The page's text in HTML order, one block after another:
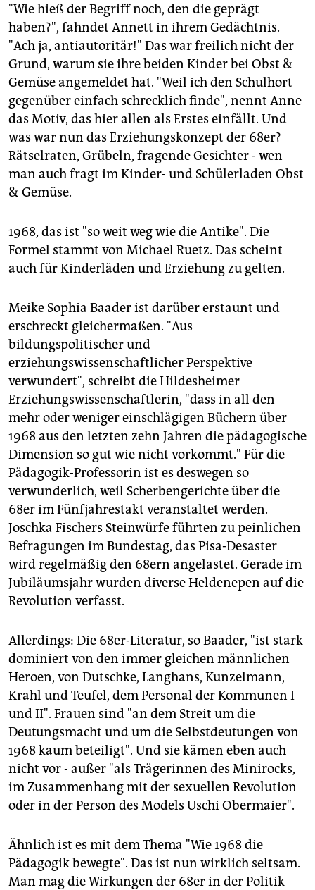
"Wie hieß der Begriff noch, den die geprägt
haben?", fahndet Annett in ihrem Gedächtnis.
"Ach ja, antiautoritär!" Das war freilich nicht der
Grund, warum sie ihre beiden Kinder bei Obst &
Gemüse angemeldet hat. "Weil ich den Schulhort
gegenüber einfach schrecklich finde", nennt Anne
das Motiv, das hier allen als Erstes einfällt. Und
was war nun das Erziehungskonzept der 68er?
Rätselraten, Grübeln, fragende Gesichter - wen
man auch fragt im Kinder- und Schülerladen Obst
& Gemüse.
1968, das ist "so weit weg wie die Antike". Die
Formel stammt von Michael Ruetz. Das scheint
auch für Kinderläden und Erziehung zu gelten.
Meike Sophia Baader ist darüber erstaunt und
erschreckt gleichermaßen. "Aus
bildungspolitischer und
erziehungswissenschaftlicher Perspektive
verwundert", schreibt die Hildesheimer
Erziehungswissenschaftlerin, "dass in all den
mehr oder weniger einschlägigen Büchern über
1968 aus den letzten zehn Jahren die pädagogische
Dimension so gut wie nicht vorkommt." Für die
Pädagogik-Professorin ist es deswegen so
verwunderlich, weil Scherbengerichte über die
68er im Fünfjahrestakt veranstaltet werden.
Joschka Fischers Steinwürfe führten zu peinlichen
Befragungen im Bundestag, das Pisa-Desaster
wird regelmäßig den 68ern angelastet. Gerade im
Jubiläumsjahr wurden diverse Heldenepen auf die
Revolution verfasst.
Allerdings: Die 68er-Literatur, so Baader, "ist stark
dominiert von den immer gleichen männlichen
Heroen, von Dutschke, Langhans, Kunzelmann,
Krahl und Teufel, dem Personal der Kommunen I
und II". Frauen sind "an dem Streit um die
Deutungsmacht und um die Selbstdeutungen von
1968 kaum beteiligt". Und sie kämen eben auch
nicht vor - außer "als Trägerinnen des Minirocks,
im Zusammenhang mit der sexuellen Revolution
oder in der Person des Models Uschi Obermaier".
Ähnlich ist es mit dem Thema "Wie 1968 die
Pädagogik bewegte". Das ist nun wirklich seltsam.
Man mag die Wirkungen der 68er in der Politik